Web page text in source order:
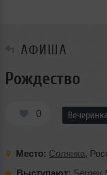
АФИША
Рождество
0 Вечеринка
Место: Солянка,
Выступают: Sergey